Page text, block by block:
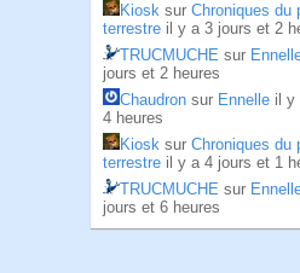
Kiosk sur Chroniques du
terrestre il y a 3 jours et 2
TRUCMUCHE sur
jours et 2 heures
Chaudron sur Ennelle il y
4 heures
Kiosk sur Chroniques du
terrestre il y a 4 jours et 1
TRUCMUCHE sur
jours et 6 heures